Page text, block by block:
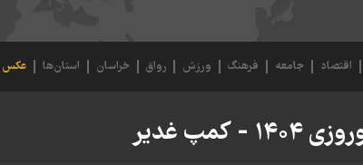
اقتصاد جامعه فرهنگ ورزش رواق خراسان استان‌ها عکس
غدیر